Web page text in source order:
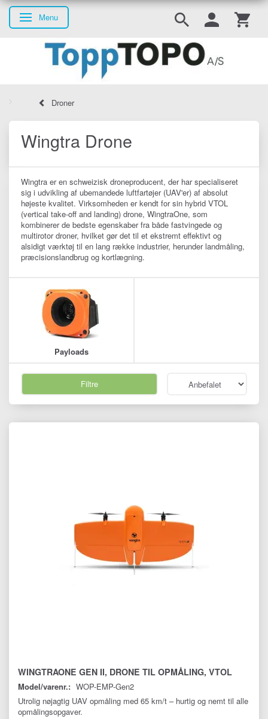
Skifte navigation
Menu
Droner
Wingtra Drone
Wingtra er en schweizisk droneproducent, der har specialiseret
sig i udvikling af ubemandede luftfartøjer (UAV'er) af absolut
højeste kvalitet. Virksomheden er kendt for sin hybrid VTOL
(vertical take-off and landing) drone, WingtraOne, som
kombinerer de bedste egenskaber fra både fastvingede og
multirotor droner, hvilket gør det til et ekstremt effektivt og
alsidigt værktøj til en lang række industrier, herunder landmåling,
præcisionslandbrug og kortlægning.
Payloads
Filtre
WINGTRAONE GEN II, DRONE TIL OPMÅLING, VTOL
Model/varenr.: WOP-EMP-Gen2
Utrolig nøjagtig UAV opmåling med 65 km/t – hurtig og nemt til alle
opmålingsopgaver.